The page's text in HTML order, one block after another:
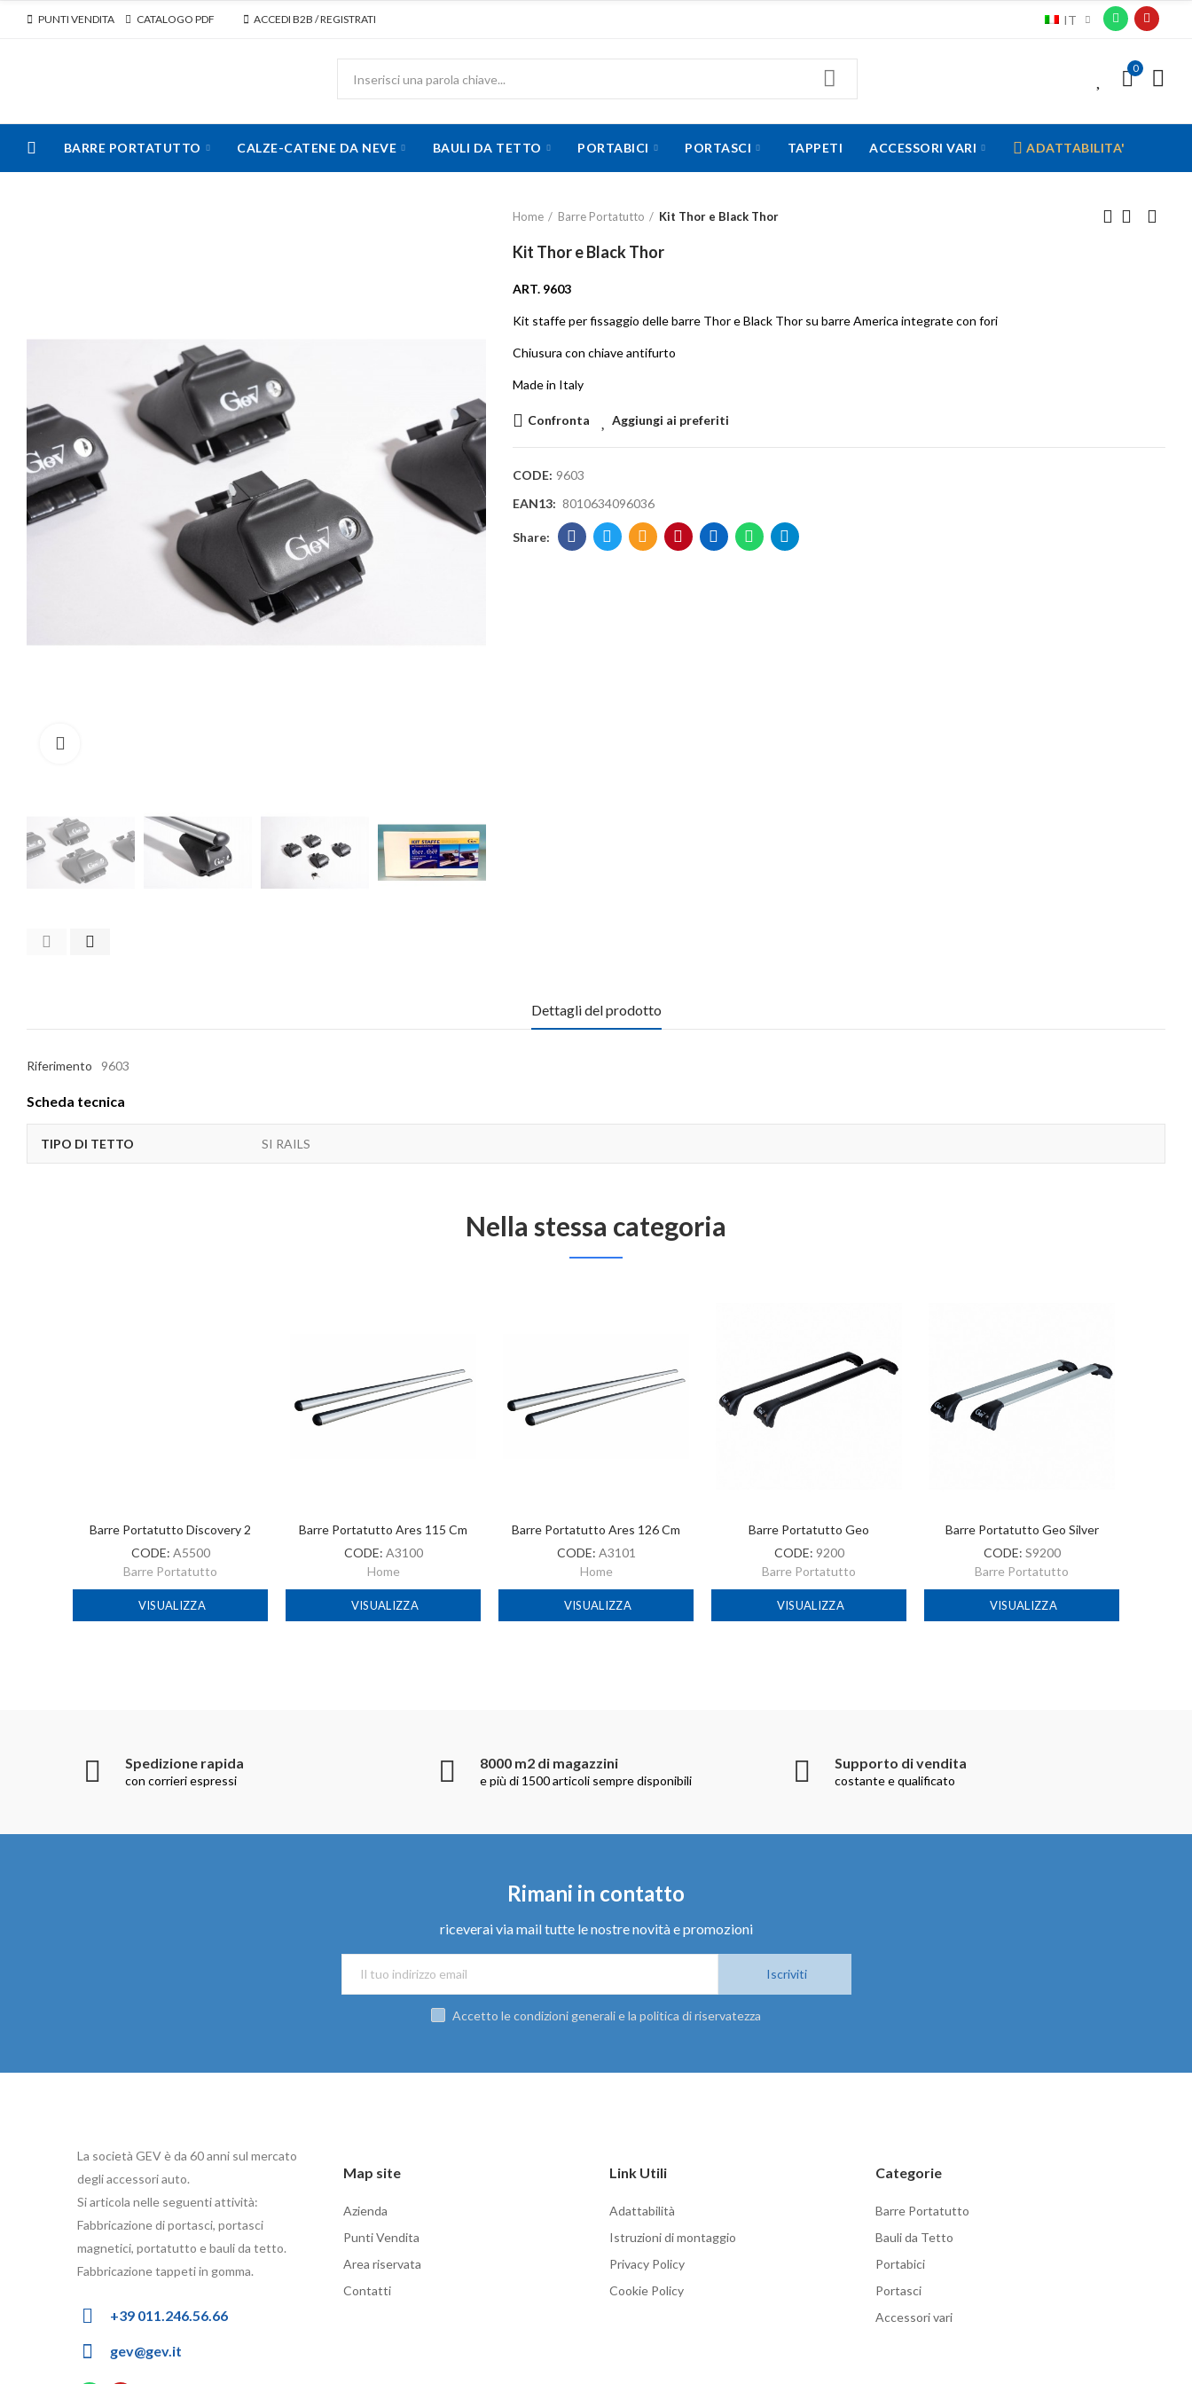
PUNTI VENDITA CATALOGO PDF ACCEDI B2B / REGISTRATI IT
0
BARRE PORTATUTTO CALZE-CATENE DA NEVE BAULI DA TETTO PORTABICI PORTASCI TAPPETI ACCESSORI VARI ADATTABILITA'
Home Barre Portatutto Kit Thor e Black Thor
Kit Thor e Black Thor
ART. 9603
Kit staffe per fissaggio delle barre Thor e Black Thor su barre America integrate con fori
Chiusura con chiave antifurto
Made in Italy
Confronta Aggiungi ai preferiti
CODE: 9603
EAN13: 8010634096036
Dettagli del prodotto
Riferimento 9603
Scheda tecnica
TIPO DI TETTO SI RAILS
Nella stessa categoria
Barre Portatutto Discovery 2
CODE: A5500
Barre Portatutto
VISUALIZZA
Barre Portatutto Ares 115 Cm
CODE: A3100
Home
VISUALIZZA
Barre Portatutto Ares 126 Cm
CODE: A3101
Home
VISUALIZZA
Barre Portatutto Geo
CODE: 9200
Barre Portatutto
VISUALIZZA
Barre Portatutto Geo Silver
CODE: S9200
Barre Portatutto
VISUALIZZA
Spedizione rapida
con corrieri espressi
8000 m2 di magazzini
e più di 1500 articoli sempre disponibili
Supporto di vendita
costante e qualificato
Rimani in contatto
riceverai via mail tutte le nostre novità e promozioni
Iscriviti
Accetto le condizioni generali e la politica di riservatezza
La società GEV è da 60 anni sul mercato
degli accessori auto.
Si articola nelle seguenti attività:
Fabbricazione di portasci, portasci
magnetici, portatutto e bauli da tetto.
Fabbricazione tappeti in gomma.
+39 011.246.56.66
gev@gev.it
Map site
Azienda
Punti Vendita
Area riservata
Contatti
Link Utili
Adattabilità
Istruzioni di montaggio
Privacy Policy
Cookie Policy
Categorie
Barre Portatutto
Bauli da Tetto
Portabici
Portasci
Accessori vari